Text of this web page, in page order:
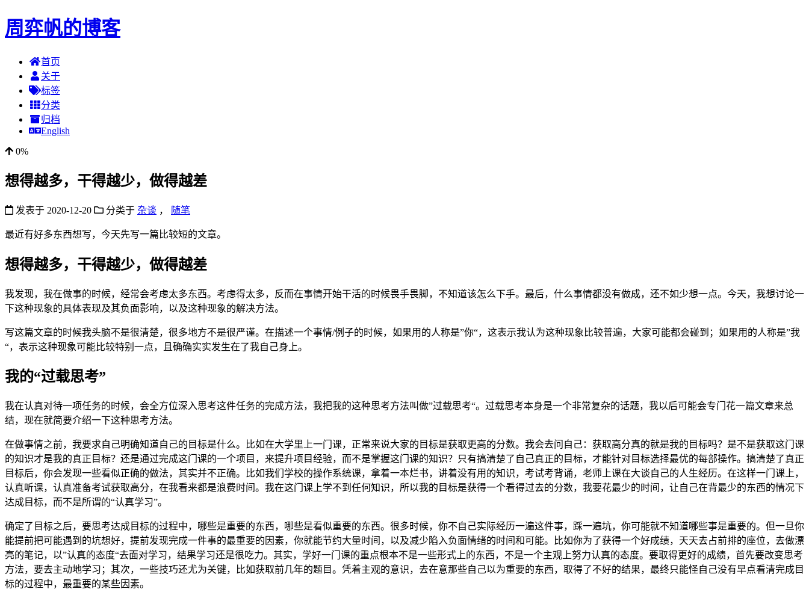
周弈帆的博客
首页
关于
标签
分类
归档
English
0%
想得越多，干得越少，做得越差
发表于 2020-12-20 分类于 杂谈 ， 随笔
最近有好多东西想写，今天先写一篇比较短的文章。
想得越多，干得越少，做得越差
我发现，我在做事的时候，经常会考虑太多东西。考虑得太多，反而在事情开始干活的时候畏手畏脚，不知道该怎么下手。最后，什么事情都没有做成，还不如少想一点。今天，我想讨论一
下这种现象的具体表现及其负面影响，以及这种现象的解决方法。
写这篇文章的时候我头脑不是很清楚，很多地方不是很严谨。在描述一个事情/例子的时候，如果用的人称是”你“，这表示我认为这种现象比较普遍，大家可能都会碰到；如果用的人称是”我
“，表示这种现象可能比较特别一点，且确确实实发生在了我自己身上。
我的“过载思考”
我在认真对待一项任务的时候，会全方位深入思考这件任务的完成方法，我把我的这种思考方法叫做”过载思考“。过载思考本身是一个非常复杂的话题，我以后可能会专门花一篇文章来总
结，现在就简要介绍一下这种思考方法。
在做事情之前，我要求自己明确知道自己的目标是什么。比如在大学里上一门课，正常来说大家的目标是获取更高的分数。我会去问自己：获取高分真的就是我的目标吗？是不是获取这门课
的知识才是我的真正目标？还是通过完成这门课的一个项目，来提升项目经验，而不是掌握这门课的知识？只有搞清楚了自己真正的目标，才能针对目标选择最优的每部操作。搞清楚了真正
目标后，你会发现一些看似正确的做法，其实并不正确。比如我们学校的操作系统课，拿着一本烂书，讲着没有用的知识，考试考背诵，老师上课在大谈自己的人生经历。在这样一门课上，
认真听课，认真准备考试获取高分，在我看来都是浪费时间。我在这门课上学不到任何知识，所以我的目标是获得一个看得过去的分数，我要花最少的时间，让自己在背最少的东西的情况下
达成目标，而不是所谓的“认真学习”。
确定了目标之后，要思考达成目标的过程中，哪些是重要的东西，哪些是看似重要的东西。很多时候，你不自己实际经历一遍这件事，踩一遍坑，你可能就不知道哪些事是重要的。但一旦你
能提前把可能遇到的坑想好，提前发现完成一件事的最重要的因素，你就能节约大量时间，以及减少陷入负面情绪的时间和可能。比如你为了获得一个好成绩，天天去占前排的座位，去做漂
亮的笔记，以”认真的态度“去面对学习，结果学习还是很吃力。其实，学好一门课的重点根本不是一些形式上的东西，不是一个主观上努力认真的态度。要取得更好的成绩，首先要改变思考
方法，要去主动地学习；其次，一些技巧还尤为关键，比如获取前几年的题目。凭着主观的意识，去在意那些自己以为重要的东西，取得了不好的结果，最终只能怪自己没有早点看清完成目
标的过程中，最重要的某些因素。